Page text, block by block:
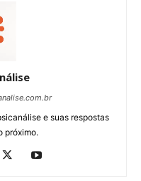
e suas respostas
próximo.